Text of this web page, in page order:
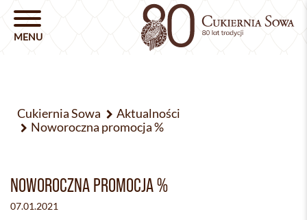
Cukiernia Sowa
Aktualności
Noworoczna promocja %
NOWOROCZNA PROMOCJA %
07.01.2021